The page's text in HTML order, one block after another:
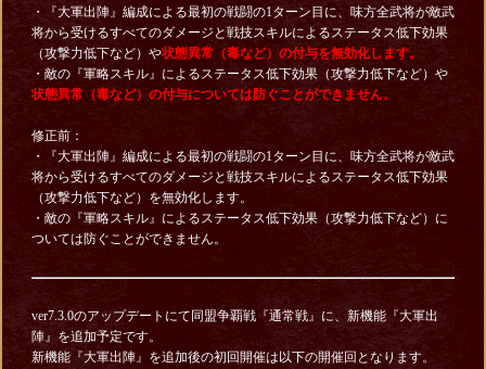
・『大軍出陣』編成による最初の戦闘の1ターン目に、味方全武将が敵武
将から受けるすべてのダメージと戦技スキルによるステータス低下効果
（攻撃力低下など）や状態異常（毒など）の付与を無効化します。
・敵の『軍略スキル』によるステータス低下効果（攻撃力低下など）や
状態異常（毒など）の付与については防ぐことができません。
修正前：
・『大軍出陣』編成による最初の戦闘の1ターン目に、味方全武将が敵武
将から受けるすべてのダメージと戦技スキルによるステータス低下効果
（攻撃力低下など）を無効化します。
・敵の『軍略スキル』によるステータス低下効果（攻撃力低下など）に
ついては防ぐことができません。
ver7.3.0のアップデートにて同盟争覇戦『通常戦』に、新機能『大軍出
陣』を追加予定です。
新機能『大軍出陣』を追加後の初回開催は以下の開催回となります。